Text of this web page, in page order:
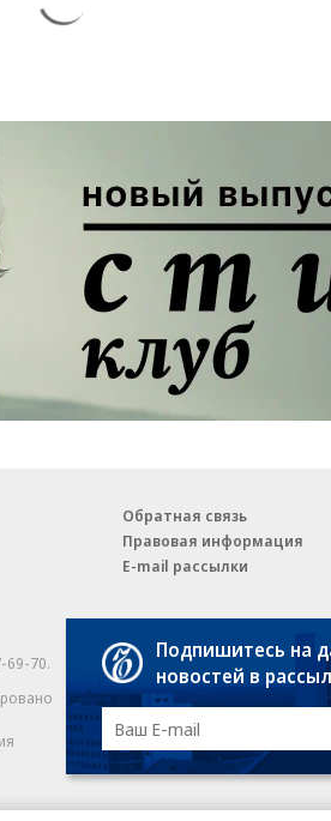
Обратная связь
Правовая информация
E-mail рассылки
69-70.
Партнерские проекты/
«Промо» и «Официальное
На kommersant.ru
Подпишитесь на
новостей в